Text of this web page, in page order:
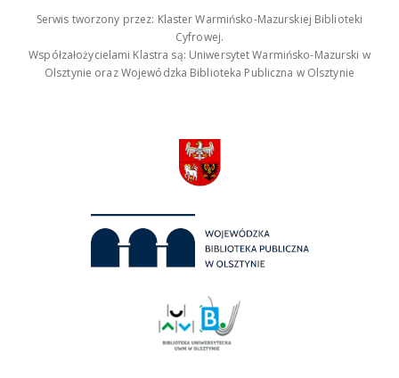
Serwis tworzony przez: Klaster Warmińsko-Mazurskiej Biblioteki
Cyfrowej.
Współzałożycielami Klastra są: Uniwersytet Warmińsko-Mazurski w
Olsztynie oraz Wojewódzka Biblioteka Publiczna w Olsztynie